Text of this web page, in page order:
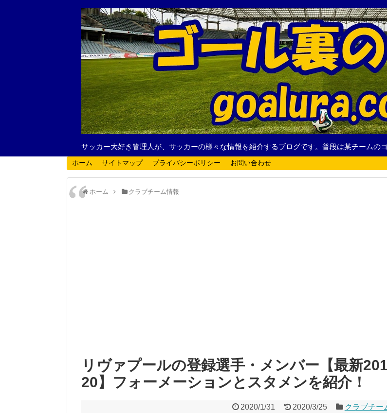
サッカー大好き管理人が、サッカーの様々な情報を紹介するブログです。普段は某チームの
ホーム サイトマップ プライバシーポリシー お問い合わせ
ホーム クラブチーム情報
リヴァプールの登録選手・メンバー【最新
20】フォーメーションとスタメンを紹介！
2020/1/31 2020/3/25 クラブチー